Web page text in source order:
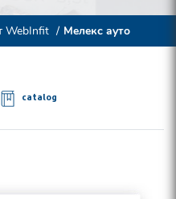
WebInfit Мелекс ауто
catalog